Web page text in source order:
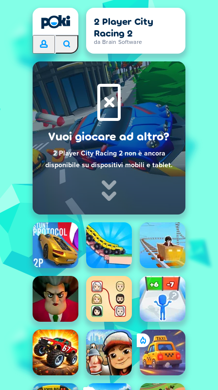
2 Player City
Racing 2
da Brain Software
Vuoi giocare ad altro?
2 Player City Racing 2 non è ancora
disponibile su dispositivi mobili e tablet.